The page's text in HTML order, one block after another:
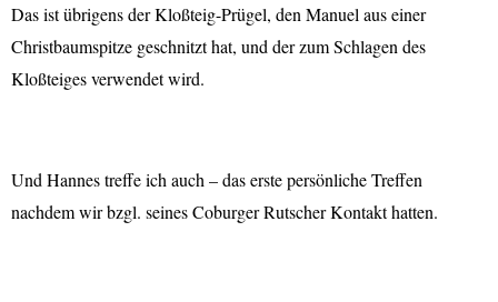
Das ist übrigens der Kloßteig-Prügel, den Manuel aus einer
Christbaumspitze geschnitzt hat, und der zum Schlagen des
Kloßteiges verwendet wird.
Und Hannes treffe ich auch – das erste persönliche Treffen
nachdem wir bzgl. seines Coburger Rutscher Kontakt hatten.